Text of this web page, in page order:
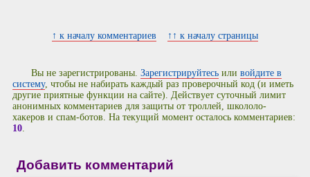
↑ к началу комментариев ↑↑ к началу страницы
Вы не зарегистрированы.Зарегистрируйтесь иливойдите в
систему, чтобы не набирать каждый раз проверочный код (и иметь
другие приятные функции на сайте). Действует суточный лимит
анонимных комментариев для защиты от троллей, школоло-
хакеров и спам-ботов. На текущий момент осталось комментариев:
10
Добавить комментарий